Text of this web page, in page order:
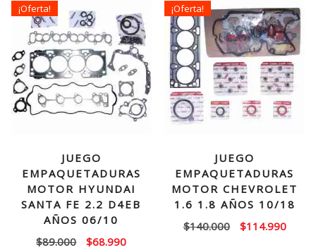
¡Oferta!
JUEGO
EMPAQUETADURAS
MOTOR HYUNDAI
SANTA FE 2.2 D4EB
AÑOS 06/10
$89.000
El
$68.990El
¡Oferta!
JUEGO
EMPAQUETADURAS
MOTOR CHEVROLET
1.6 1.8 AÑOS 10/18
$140.000
El
$114.990El